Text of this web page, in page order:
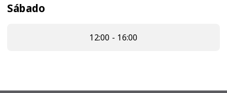
Sábado
12:00 - 16:00